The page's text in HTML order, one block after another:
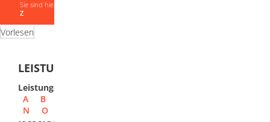
Sie sind hier:
Z
Vorlesen
LEISTUNGEN VON A-Z
Leistungen
A
B
N
O